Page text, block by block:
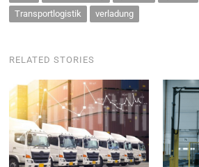
Transportlogistik
verladung
RELATED STORIES